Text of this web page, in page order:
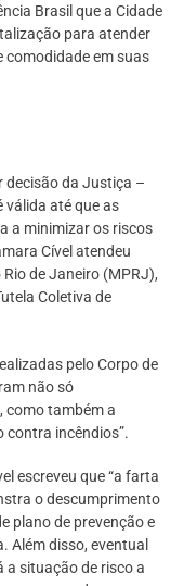
Brasil que a Cidade
para atender
comodidade em suas
decisão da Justiça –
válida até que as
a minimizar os riscos
Cível atendeu
de Janeiro (MPRJ),
Coletiva de
pelo Corpo de
não só
como também a
contra incêndios”.
escreveu que “a farta
o descumprimento
plano de prevenção e
Além disso, eventual
situação de risco a